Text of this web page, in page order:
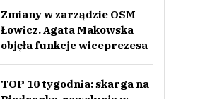
Zmiany w zarządzie OSM
Łowicz. Agata Makowska
objęła funkcje wiceprezesa
TOP 10 tygodnia: skarga na